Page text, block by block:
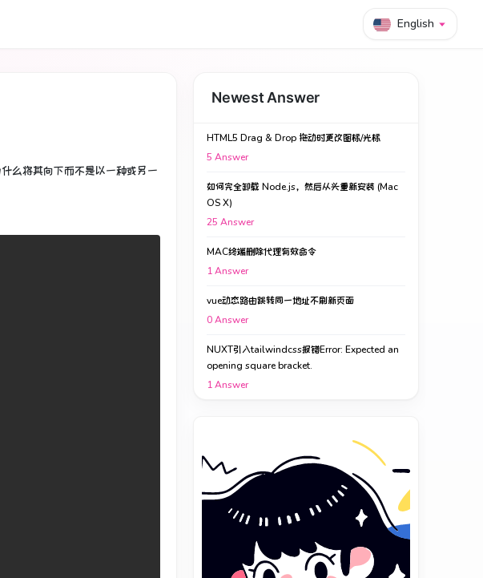
English
么将其向下而不是以一种或另一
Newest Answer
HTML5 Drag & Drop 拖动时更改图标/光标
5 Answer
如何完全卸载 Node.js，然后从头重新安装 (Mac
OS X)
25 Answer
MAC终端删除代理有效命令
1Answer
vue动态路由跳转同一地址不刷新页面
0Answer
NUXT引入tailwindcss报错Error: Expected an
opening square bracket.
1Answer